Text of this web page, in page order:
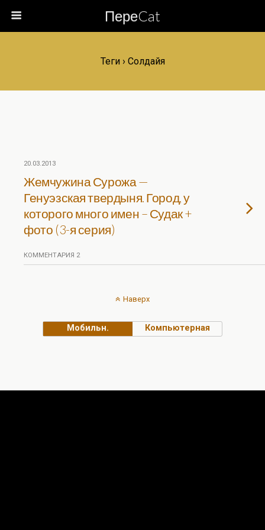
ПереCat
Теги › Солдайя
20.03.2013
Жемчужина Сурожа —
Генуэзская твердыня. Город, у
которого много имен – Судак +
фото (3-я серия)
КОММЕНТАРИЯ 2
Наверх
Мобильн. Компьютерная